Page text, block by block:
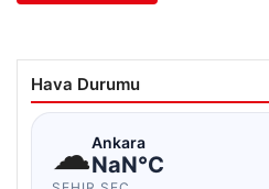
Hava Durumu
☁Ankara
NaN°C